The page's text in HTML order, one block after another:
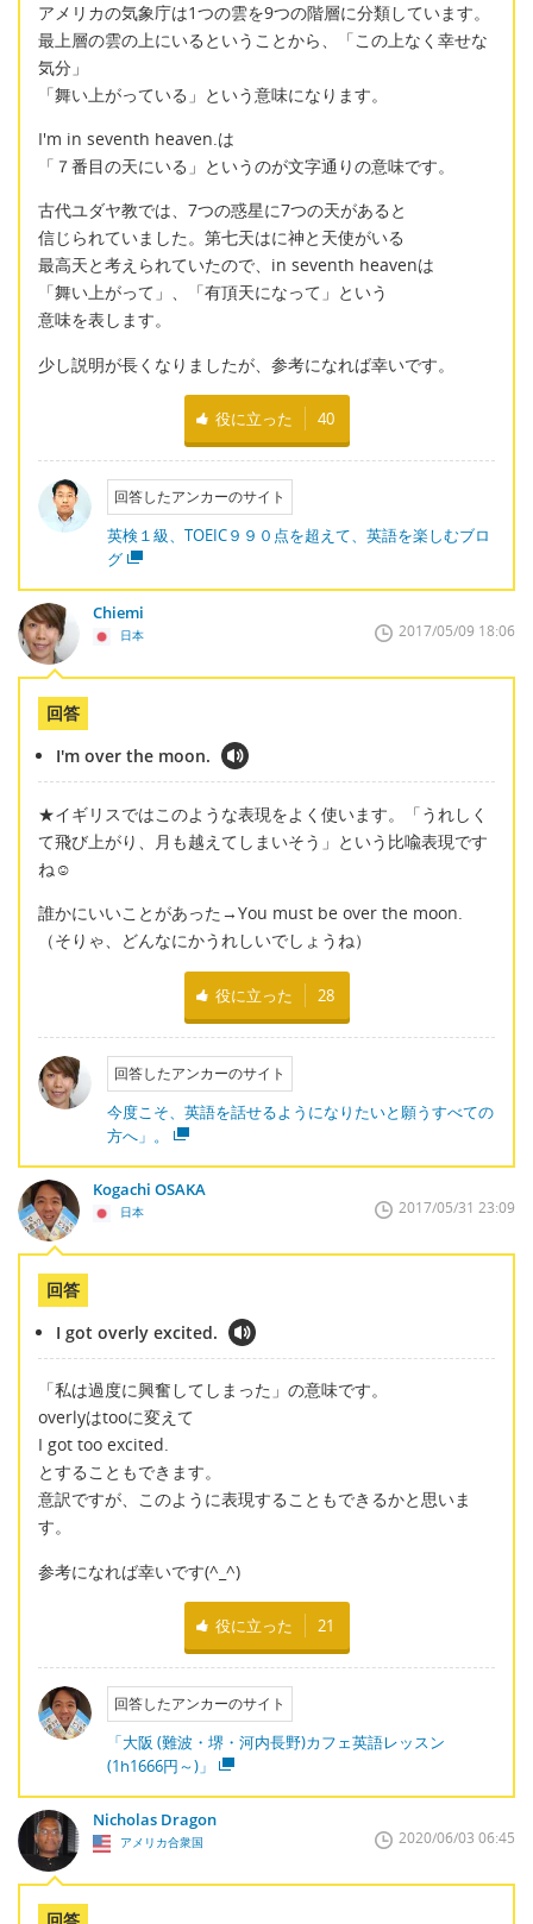
アメリカの気象庁は1つの雲を9つの階層に分類しています。
最上層の雲の上にいるということから、「この上なく幸せな
気分」
「舞い上がっている」という意味になります。
I'm in seventh heaven.は
「７番目の天にいる」というのが文字通りの意味です。
古代ユダヤ教では、7つの惑星に7つの天があると
信じられていました。第七天はに神と天使がいる
最高天と考えられていたので、in seventh heavenは
「舞い上がって」、「有頂天になって」という
意味を表します。
少し説明が長くなりましたが、参考になれば幸いです。
役に立った 40
回答したアンカーのサイト
英検１級、TOEIC９９０点を超えて、英語を楽しむブロ
グ
Chiemi
日本 2017/05/09 18:06
回答
I'm over the moon.
★イギリスではこのような表現をよく使います。「うれしく
て飛び上がり、月も越えてしまいそう」という比喩表現です
ね☺
誰かにいいことがあった→You must be over the moon.
（そりゃ、どんなにかうれしいでしょうね）
役に立った 28
回答したアンカーのサイト
今度こそ、英語を話せるようになりたいと願うすべての
方へ」。
Kogachi OSAKA
日本 2017/05/31 23:09
回答
I got overly excited.
「私は過度に興奮してしまった」の意味です。
overlyはtooに変えて
I got too excited.
とすることもできます。
意訳ですが、このように表現することもできるかと思いま
す。
参考になれば幸いです(^_^)
役に立った 21
回答したアンカーのサイト
「大阪 (難波・堺・河内長野)カフェ英語レッスン
(1h1666円～)」
Nicholas Dragon
アメリカ合衆国 2020/06/03 06:45